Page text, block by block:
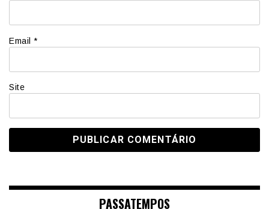
Email *
Site
PASSATEMPOS